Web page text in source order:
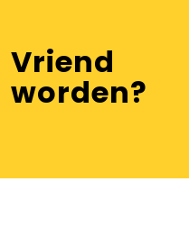
Vriend
worden?